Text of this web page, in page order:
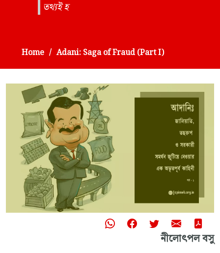
তথ্যই হ
Home Adani: Saga of Fraud (Part I)
নীলোৎপল বসু